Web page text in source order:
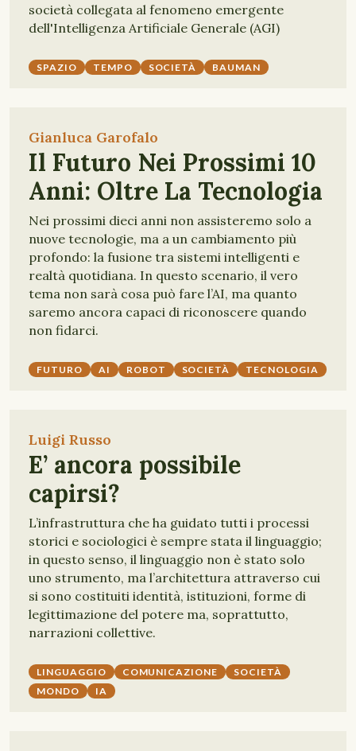
società collegata al fenomeno emergente
dell'Intelligenza Artificiale Generale (AGI)
SPAZIO TEMPO SOCIETÀ BAUMAN
Gianluca Garofalo
Il Futuro Nei Prossimi 10
Anni: Oltre La Tecnologia
Nei prossimi dieci anni non assisteremo solo a
nuove tecnologie, ma a un cambiamento più
profondo: la fusione tra sistemi intelligenti e
realtà quotidiana. In questo scenario, il vero
tema non sarà cosa può fare l’AI, ma quanto
saremo ancora capaci di riconoscere quando
non fidarci.
FUTURO AI ROBOT SOCIETÀ TECNOLOGIA
Luigi Russo
E’ ancora possibile
capirsi?
L’infrastruttura che ha guidato tutti i processi
storici e sociologici è sempre stata il linguaggio;
in questo senso, il linguaggio non è stato solo
uno strumento, ma l’architettura attraverso cui
si sono costituiti identità, istituzioni, forme di
legittimazione del potere ma, soprattutto,
narrazioni collettive.
LINGUAGGIO COMUNICAZIONE
SOCIETÀ
MONDO
IA